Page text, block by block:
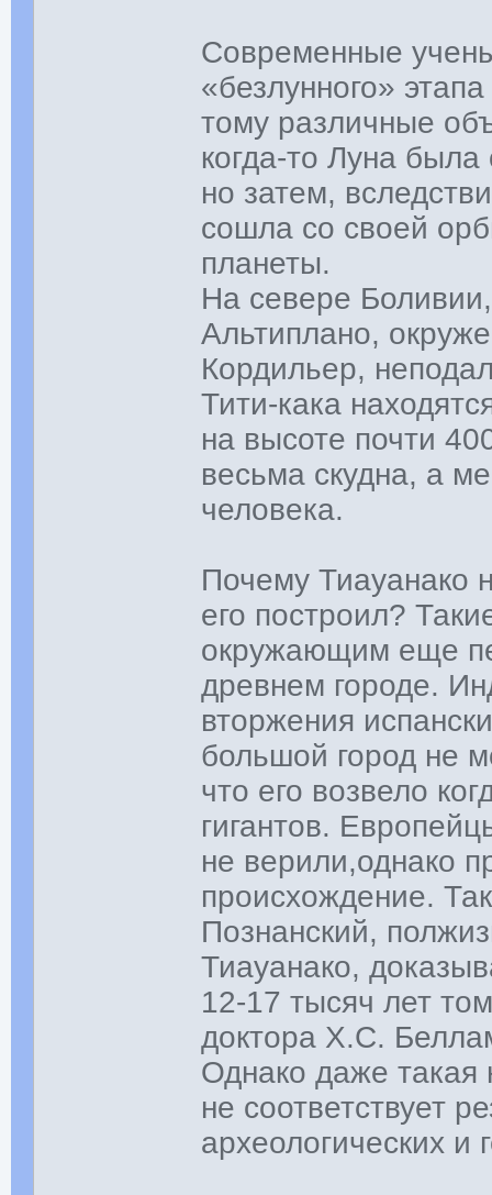
Современные
«безлунного»
тому различные
когда-то Луна
но затем,
сошла со своей
планеты.
На севере
Альтиплано,
Кордильер,
Тити-кака
на высоте почти
весьма скудна, а
человека.
Почему Тиауанако
его построил?
окружающим еще
древнем городе.
вторжения
большой город не
что его возвело
гигантов.
не верили,однако
происхождение.
Познанский,
Тиауанако,
12-17 тысяч лет
доктора Х.С.
Однако даже такая
не соответствует
археологических и